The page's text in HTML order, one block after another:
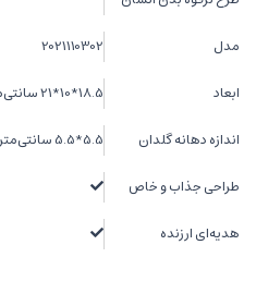
مدل 2021110302
ابعاد 18.5*10*21 سانتی‌متر
اندازه دهانه گلدان 5.5*5.5 سانتی‌متر
طراحی جذاب و خاص
هدیه‌ای ارزنده